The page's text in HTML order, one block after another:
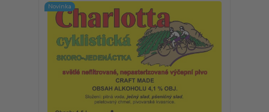
Novinka